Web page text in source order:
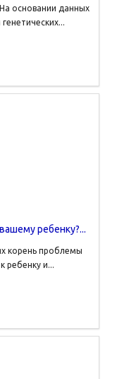
основании данных
ребенку?...
корень проблемы
ребенку и...